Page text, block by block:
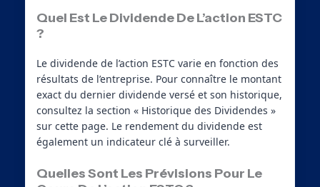
Quel Est Le Dividende De L’action ESTC
?
Le dividende de l’action ESTC varie en fonction des
résultats de l’entreprise. Pour connaître le montant
exact du dernier dividende versé et son historique,
consultez la section « Historique des Dividendes »
sur cette page. Le rendement du dividende est
également un indicateur clé à surveiller.
Quelles Sont Les Prévisions Pour Le